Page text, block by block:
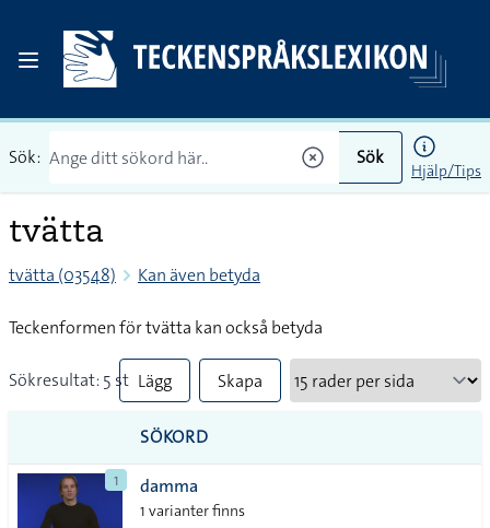
Sök: Sök
Hjälp/Tips
tvätta
tvätta (03548) Kan även betyda
Teckenformen för tvätta kan också betyda
Sökresultat: 5 st Lägg
till
alla i
lista
Skapa
SÖKORD
1 damma
1 varianter finns